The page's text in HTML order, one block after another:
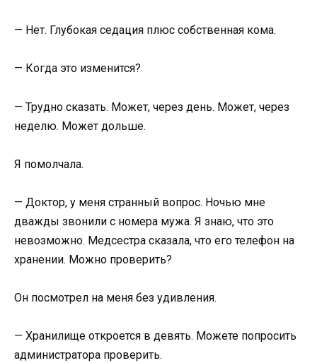
— Нет. Глубокая седация плюс собственная кома.
— Когда это изменится?
— Трудно сказать. Может, через день. Может, через
неделю. Может дольше.
Я помолчала.
— Доктор, у меня странный вопрос. Ночью мне
дважды звонили с номера мужа. Я знаю, что это
невозможно. Медсестра сказала, что его телефон на
хранении. Можно проверить?
Он посмотрел на меня без удивления.
— Хранилище откроется в девять. Можете попросить
администратора проверить.